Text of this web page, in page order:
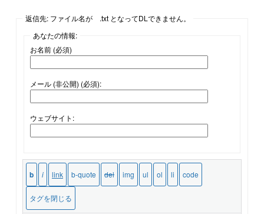
返信先: ファイル名が .txt となってDLできません。
あなたの情報:
お名前 (必須)
メール (非公開) (必須):
ウェブサイト: